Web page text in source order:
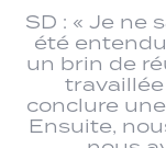
SD : « Je ne
été
un brin de
conclure
Ensuite,